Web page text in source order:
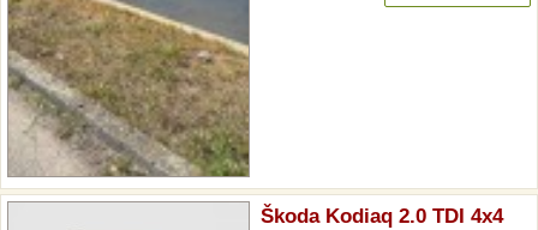
Škoda Kodiaq 2.0 TDI 4x4